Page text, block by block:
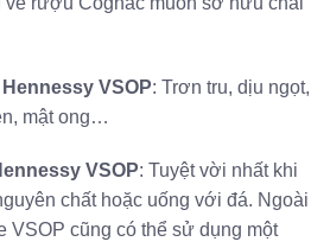
VSOP: Trơn tru, dịu ngọt,
mật ong…
VSOP: Tuyệt vời nhất khi
chất hoặc uống với đá. Ngoài
VSOP cũng có thể sử dụng một